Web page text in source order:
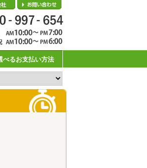
会社概要
べるお支払い方法